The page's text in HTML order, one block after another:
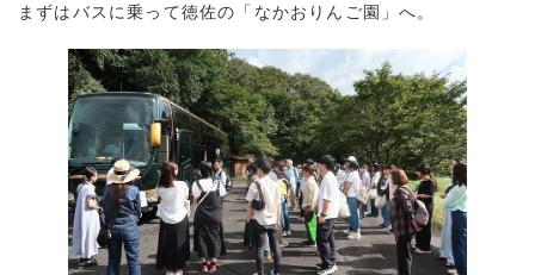
まずはバスに乗って徳佐の「なかおりんご園」へ。